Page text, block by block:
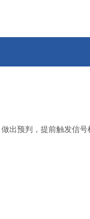
出预判，提前触发信号